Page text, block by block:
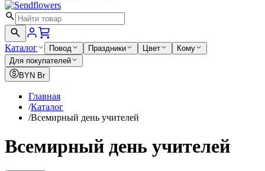
Каталог Повод Праздники Цвет
Кому
Для покупателей
BYN Br
Главная
/Каталог
/Всемирный день учителей
Всемирный день учителей